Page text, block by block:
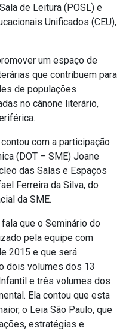
de Leitura (POSL) e
Unificados (CEU),
um espaço de
que contribuem para
de populações
no cânone literário,
com a participação
(DOT – SME) Joane
das Salas e Espaços
Ferreira da Silva, do
da SME.
que o Seminário do
pela equipe com
2015 e que será
dois volumes dos 13
e três volumes dos
Ela contou que esta
o Leia São Paulo, que
estratégias e